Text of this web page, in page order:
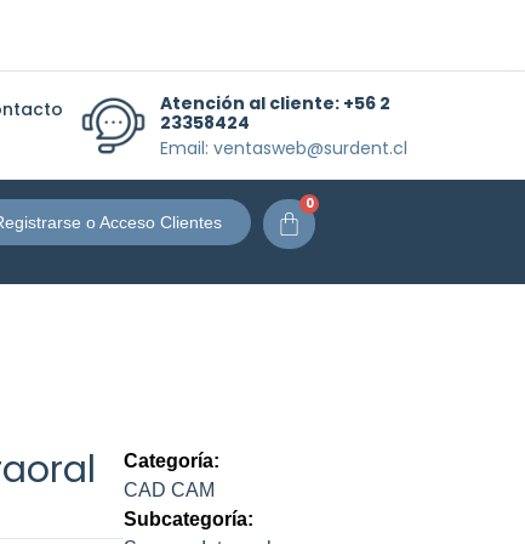
Atención al cliente: +56 2
23358424
Email: ventasweb@surdent.cl
o Acceso Clientes
0
Carrito
Categoría:
CAD CAM
Subcategoría: